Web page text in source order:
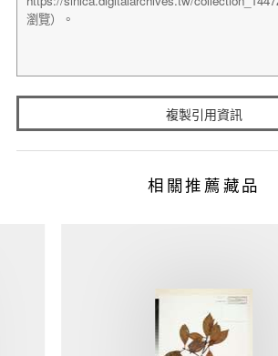
複製引用資訊
相關推薦藏品